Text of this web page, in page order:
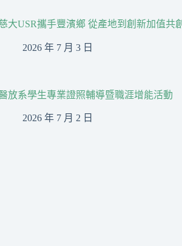
大USR攜手豐濱鄉 從產地到創新加值共
2026 年 7 月 3 日
放系學生專業證照輔導暨職涯增能活動
2026 年 7 月 2 日